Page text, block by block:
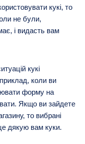
кукі, то
не були,
і видасть вам
кукі
коли ви
форму на
Якщо ви зайдете
то вибрані
дякую вам куки.